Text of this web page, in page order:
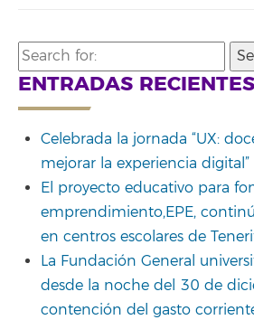
Search
for:
ENTRADAS RECIENTES
Celebrada la jornada “UX:
mejorar la experiencia digital”
El proyecto educativo para
emprendimiento,EPE,
en centros escolares de
La Fundación General
desde la noche del 30 de
contención del gasto